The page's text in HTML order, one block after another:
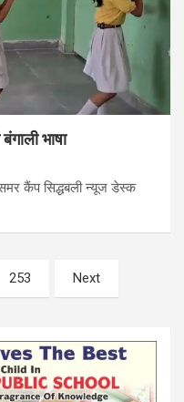
भाषा
कैंप सिद्धबली न्यूज डेस्क
253 Next